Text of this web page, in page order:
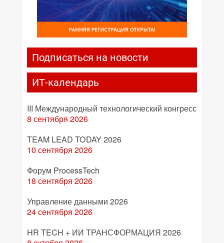
Подписаться на новости
ИТ-календарь
III Международный технологический конгресс
8 сентября 2026
TEAM LEAD TODAY 2026
10 сентября 2026
Форум ProcessTech
18 сентября 2026
Управление данными 2026
24 сентября 2026
HR TECH + ИИ ТРАНСФОРМАЦИЯ 2026